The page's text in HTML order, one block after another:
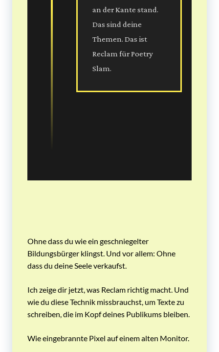
an der Kante stand.
Das sind deine
Themen. Das ist
Reclam für Poetry
Slam.
Ohne dass du wie ein geschniegelter
Bildungsbürger klingst. Und vor allem: Ohne
dass du deine Seele verkaufst.
Ich zeige dir jetzt, was Reclam richtig macht. Und
wie du diese Technik missbrauchst, um Texte zu
schreiben, die im Kopf deines Publikums bleiben.
Wie eingebrannte Pixel auf einem alten Monitor.